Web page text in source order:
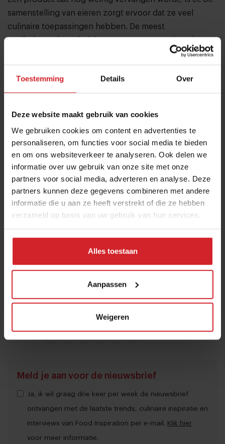
Toestemming Details Over
Deze website maakt gebruik van cookies
We gebruiken cookies om content en advertenties te
personaliseren, om functies voor social media te bieden
en om ons websiteverkeer te analyseren. Ook delen we
informatie over uw gebruik van onze site met onze
partners voor social media, adverteren en analyse. Deze
partners kunnen deze gegevens combineren met andere
informatie die u aan ze heeft verstrekt of die ze hebben
verzameld op basis van uw gebruik van hun services.
Alles toestaan
Aanpassen
Weigeren
samenstelling van eieren zorgt ervoor dat ze veel
culinaire toepassingen hebben. De meest
waarschijnlijk nog jaren duren voor eivervangers op
het niveau zijn dat vlees nu is.
we voor een duurzaam dieet minder dieren en meer
planten moeten eten. Dit dieet lijkt misschien wel meer
op een veganistisch dieet dan op het huidige
gemiddelde dieet. Het belangrijkste aspect van
veganistische restaurants en producten is dan ook niet
dat ze veganistische eters aanspreken, dat is maar een
kleine groep. De ‘veganistische’ producten maken het
vooral makkelijk voor consumenten met een
Het veganistische dieet is an sich nog niche, maar de
voedselpatroon is absoluut mainstream en zal de
komende jaren alleen nog groter worden.
Meld je aan voor de nieuwsbrief
Ja, ik wil graag drie keer per week de nieuwsbrief
ontvangen met de laatste trends, culinaire inspiratie en
interviews van Food Inspiration per e-mail. Klik hier
voor meer informatie.